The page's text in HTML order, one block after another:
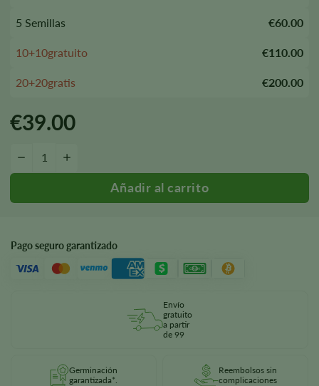
5 Semillas €60.00
10+10gratuito €110.00
20+20gratis €200.00
€39.00
-
Pago seguro garantizado
Envío
gratuito
a partir
de 99
Germinación
garantizada*.
Reembolsos sin
complicaciones